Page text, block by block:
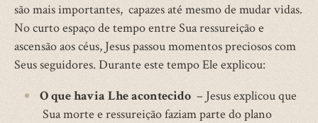
são mais importantes, capazes até mesmo de mudar vidas.
No curto espaço de tempo entre Sua ressureição e
ascensão aos céus, Jesus passou momentos preciosos com
Seus seguidores. Durante este tempo Ele explicou:
O que havia Lhe acontecido – Jesus explicou que
Sua morte e ressureição faziam parte do plano